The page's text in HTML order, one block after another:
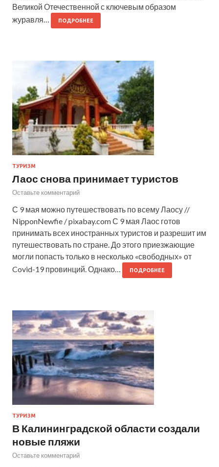
Великой Отечественной с ключевым образом
журавля…
ПОДРОБНЕЕ
ТУРИЗМ
Лаос снова принимает туристов
Оставьте комментарий
С 9 мая можно путешествовать по всему Лаосу //
NipponNewfie / pixabay.com С 9 мая Лаос готов
принимать всех иностранных туристов и разрешит им
путешествовать по стране. До этого приезжающие
могли попасть только в несколько «свободных» от
Covid-19 провинций. Однако…
ПОДРОБНЕЕ
ТУРИЗМ
В Калининградской области создали
новые пляжи
Оставьте комментарий